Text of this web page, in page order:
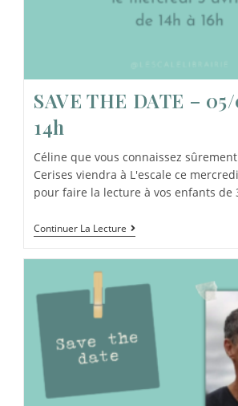
SAVE THE DATE –
14h
Céline que vous connaissez
Cerises viendra à L'escale ce
pour faire la lecture à vos enfants de
Continuer La Lecture